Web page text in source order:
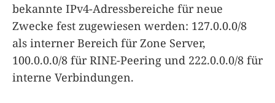
bekannte IPv4-Adressbereiche für neue
Zwecke fest zugewiesen werden: 127.0.0.0/8
als interner Bereich für Zone Server,
100.0.0.0/8 für RINE-Peering und 222.0.0.0/8 für
interne Verbindungen.